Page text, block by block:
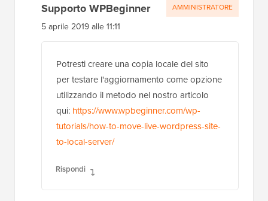
Supporto WPBeginner
5 aprile 2019 alle 11:11
Potresti creare una copia locale del sito
per testare l'aggiornamento come opzione
utilizzando il metodo nel nostro articolo
qui: https://www.wpbeginner.com/wp-
tutorials/how-to-move-live-wordpress-site-
to-local-server/
Rispondi
AMMINISTRATORE